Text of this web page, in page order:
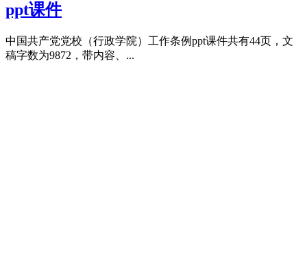
ppt课件
中国共产党党校（行政学院）工作条例ppt课件共有44页，文
稿字数为9872，带内容、...